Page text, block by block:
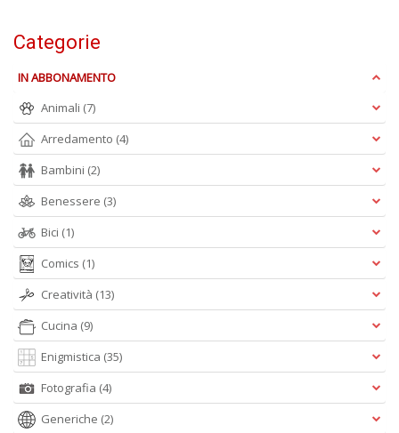
Categorie
IN ABBONAMENTO
Animali (7)
Arredamento (4)
Bambini (2)
Benessere (3)
Bici (1)
Comics (1)
Creatività (13)
Cucina (9)
Enigmistica (35)
Fotografia (4)
Generiche (2)